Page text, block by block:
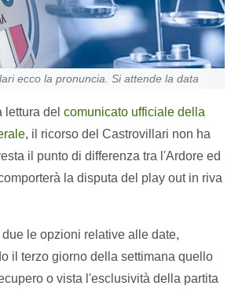
ecco la pronuncia. Si attende la data
del comunicato ufficiale della
, il ricorso del Castrovillari non ha
il punto di differenza tra l'Ardore ed
la disputa del play out in riva
le opzioni relative alle date,
il terzo giorno della settimana quello
o vista l'esclusività della partita